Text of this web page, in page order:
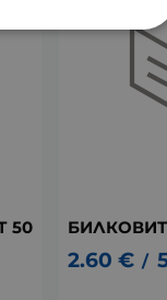
50
2.60 € /